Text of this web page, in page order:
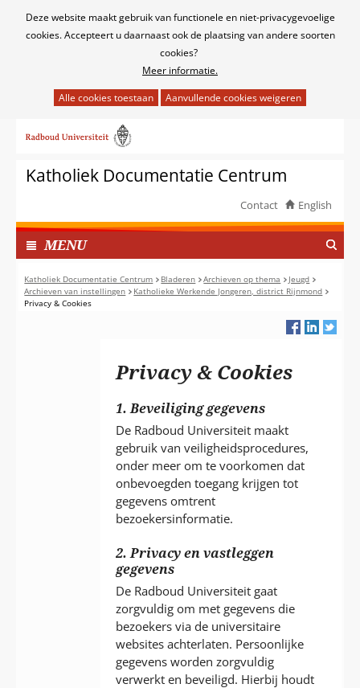
Cookies
Deze website maakt gebruik van functionele en niet-privacygevoelige
cookies. Accepteert u daarnaast ook de plaatsing van andere soorten
cookies?
Meer informatie.
het
van
cookies
deze
website
worden
toegestaan
of
geweigerd.
naar
inhoudKatholiek Documentatie Centrum
Contact English
MENUI
N
G
E
K
Katholiek Documentatie Centrum Bladeren Archieven op thema
Jeugd
Archieven van instellingen
Katholieke Werkende Jongeren, district Rijnmond
Privacy & Cookies
Privacy & Cookies
1. Beveiliging gegevens
De Radboud Universiteit maakt
gebruik van veiligheidsprocedures,
onder meer om te voorkomen dat
onbevoegden toegang krijgen tot
gegevens omtrent
bezoekersinformatie.
2. Privacy en vastleggen
gegevens
De Radboud Universiteit gaat
zorgvuldig om met gegevens die
bezoekers via de universitaire
websites achterlaten. Persoonlijke
gegevens worden zorgvuldig
verwerkt en beveiligd. Hierbij houdt